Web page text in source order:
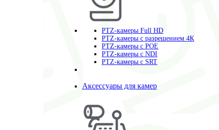
PTZ-камеры Full HD
PTZ-камеры с разрешением 4К
PTZ-камеры с POE
PTZ-камеры c NDI
PTZ-камеры с SRT
Аксессуары для камер